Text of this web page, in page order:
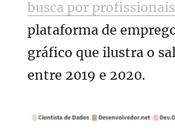
busca por
plataforma de
gráfico que ilustra o
entre 2019 e 2020.